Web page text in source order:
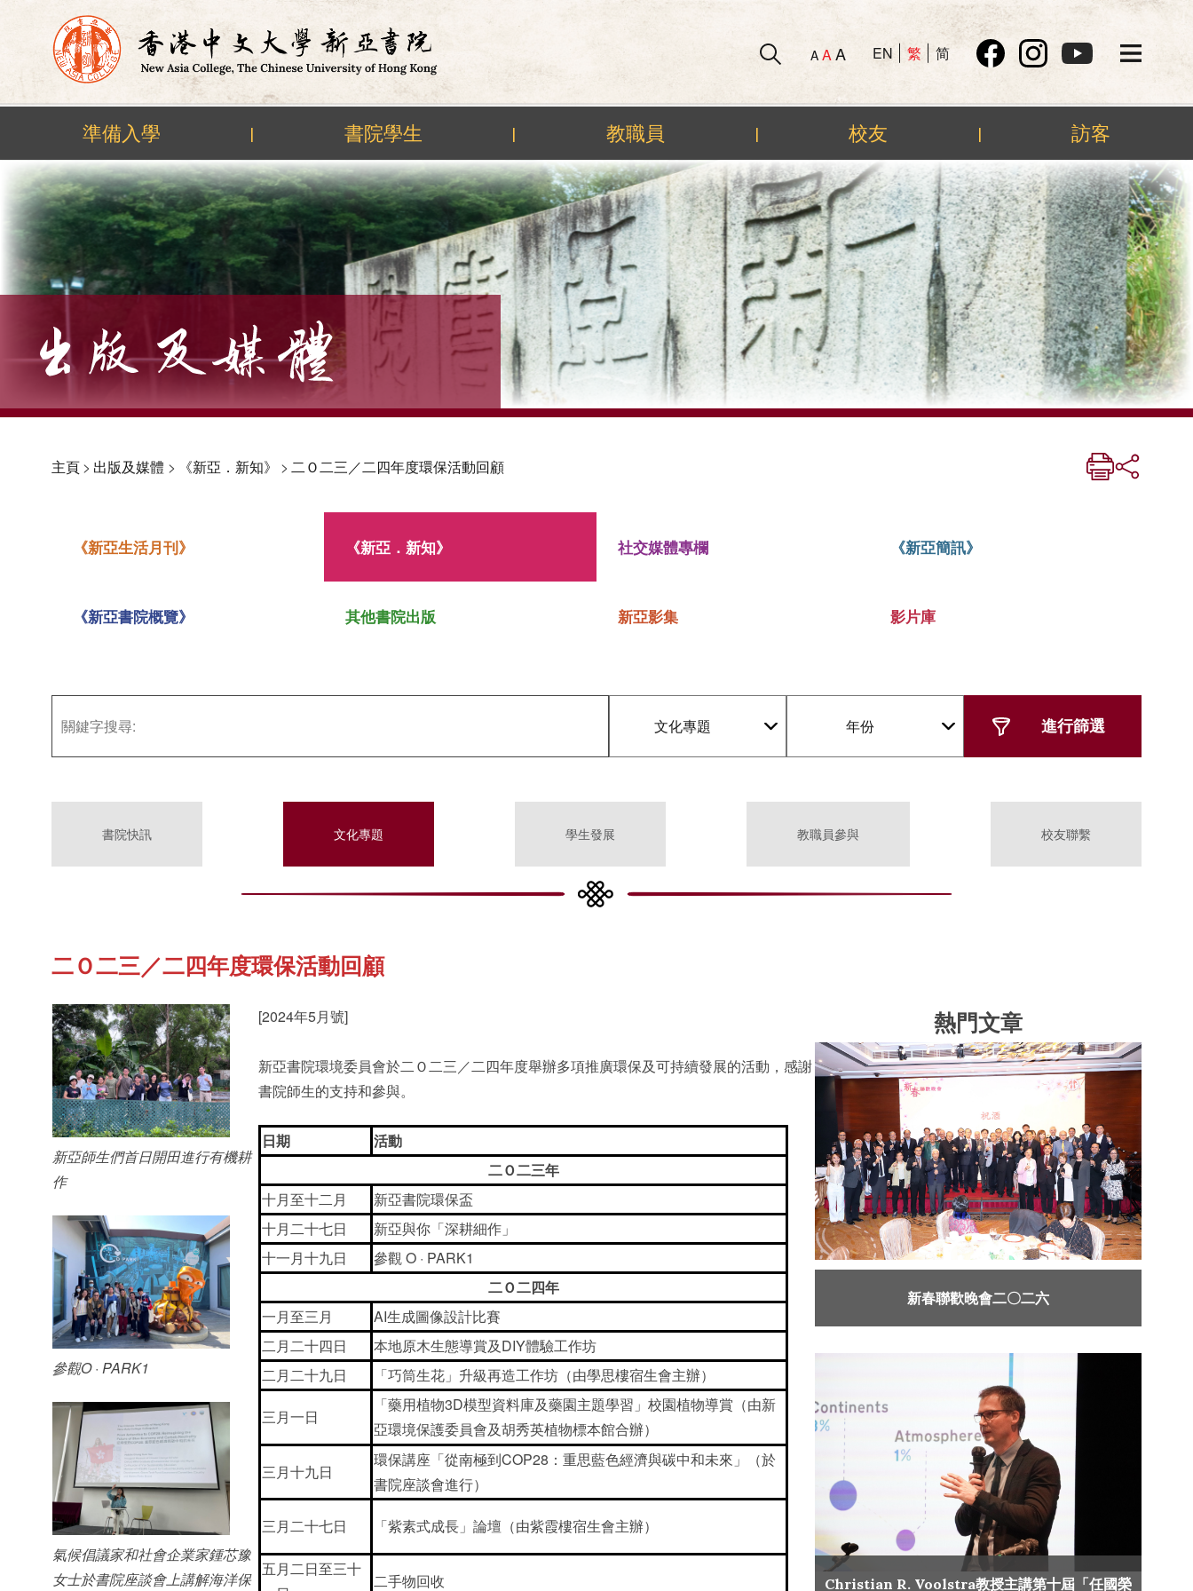
Skip
content
A AA EN 繁 简
準備入學 | 書院學生 | 教職員 | 校友 | 訪客
主頁> 出版及媒體 > 《新亞．新知》 > 二Ｏ二三／二四年度環保活動回顧
《新亞生活月刊》 《新亞．新知》 社交媒體專欄 《新亞簡訊》
《新亞書院概覽》 其他書院出版 新亞影集 影片庫
文化專題 年份
書院快訊 文化專題 學生發展 教職員參與 校友聯繫
二Ｏ二三／二四年度環保活動回顧
新亞師生們首日開田進行有機耕
作
參觀O · PARK1
氣候倡議家和社會企業家鍾芯豫
女士於書院座談會上講解海洋保
[2024年5月號]
新亞書院環境委員會於二Ｏ二三／二四年度舉辦多項推廣環保及可持續發展的活動，感謝
書院師生的支持和參與。
日期
活動
二Ｏ二三年
十月至十二月
新亞書院環保盃
十月二十七日
新亞與你「深耕細作」
十一月十九日
參觀 O · PARK1
二Ｏ二四年
一月至三月
AI生成圖像設計比賽
二月二十四日
本地原木生態導賞及DIY體驗工作坊
二月二十九日
「巧筒生花」升級再造工作坊（由學思樓宿生會主辦）
三月一日
「藥用植物3D模型資料庫及藥園主題學習」校園植物導賞（由新
亞環境保護委員會及胡秀英植物標本館合辦）
三月十九日
環保講座「從南極到COP28：重思藍色經濟與碳中和未來」（於
書院座談會進行）
三月二十七日 「紫素式成長」論壇（由紫霞樓宿生會主辦）
五月二日至三十
二手物回收
熱門文章
新春聯歡晚會二〇二六
Christian R. Voolstra教授主講第十屆「任國榮